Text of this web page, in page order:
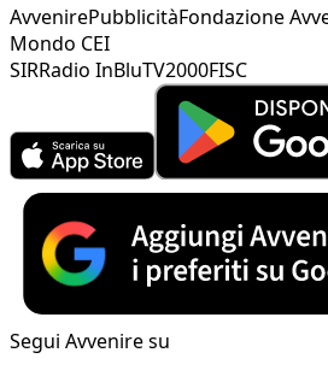
AvvenirePubblicitàFondazione
Mondo CEI
SIRRadio InBluTV2000FISC
Segui Avvenire su